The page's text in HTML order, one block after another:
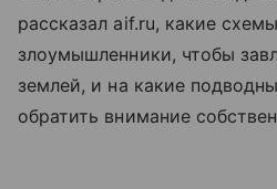
рассказал aif.ru, какие
злоумышленники, чтобы
землей, и на какие
обратить внимание